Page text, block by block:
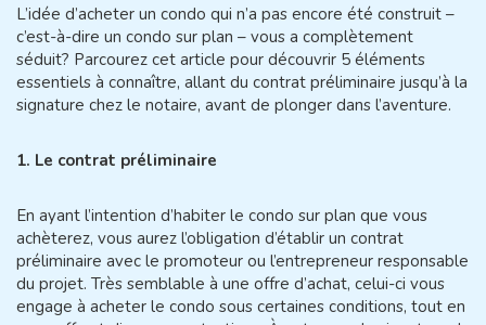
L’idée d’acheter un condo qui n’a pas encore été construit –
c’est-à-dire un condo sur plan – vous a complètement
séduit? Parcourez cet article pour découvrir 5 éléments
essentiels à connaître, allant du contrat préliminaire jusqu’à la
signature chez le notaire, avant de plonger dans l’aventure.
1. Le contrat préliminaire
En ayant l’intention d’habiter le condo sur plan que vous
achèterez, vous aurez l’obligation d’établir un contrat
préliminaire avec le promoteur ou l’entrepreneur responsable
du projet. Très semblable à une offre d’achat, celui-ci vous
engage à acheter le condo sous certaines conditions, tout en